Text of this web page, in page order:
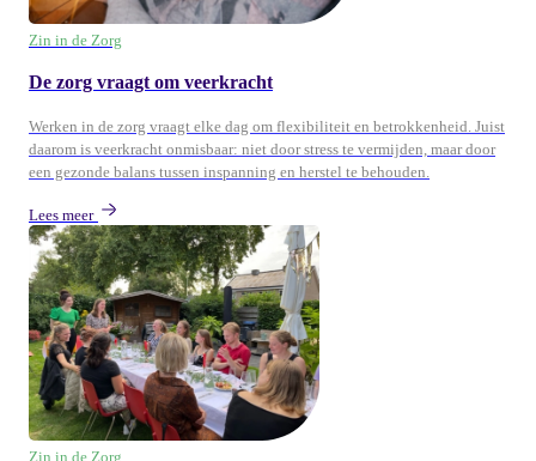
Zin in de Zorg
De zorg vraagt om veerkracht
Werken in de zorg vraagt elke dag om flexibiliteit en betrokkenheid. Juist
daarom is veerkracht onmisbaar: niet door stress te vermijden, maar door
een gezonde balans tussen inspanning en herstel te behouden.
Lees meer
Zin in de Zorg